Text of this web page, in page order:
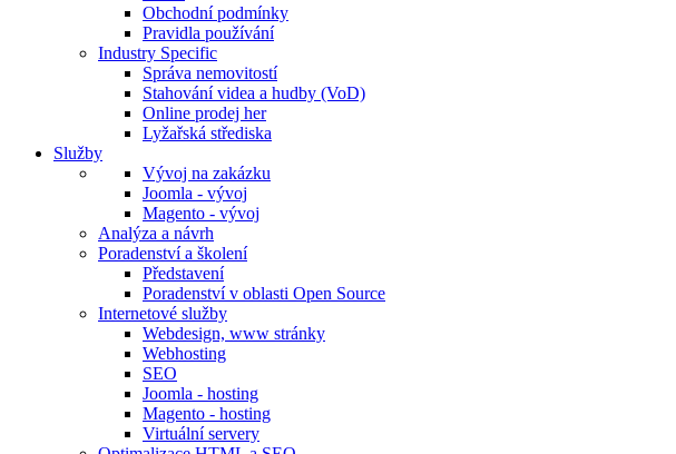
Obchodní podmínky
Pravidla používání
Industry Specific
Správa nemovitostí
Stahování videa a hudby (VoD)
Online prodej her
Lyžařská střediska
Služby
Vývoj na zakázku
Joomla - vývoj
Magento - vývoj
Analýza a návrh
Poradenství a školení
Představení
Poradenství v oblasti Open Source
Internetové služby
Webdesign, www stránky
Webhosting
SEO
Joomla - hosting
Magento - hosting
Virtuální servery